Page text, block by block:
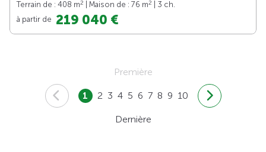
Terrain de : 408 m2 | Maison de : 76 m2
| 3 ch.
à partir de 219 040 €
Première
1 2 3 4 5 6 7 8 9 10
Dernière